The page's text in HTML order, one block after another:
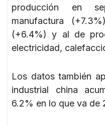
producción en
manufactura
(+6.4%) y al de
electricidad,
Los datos también
industrial china
6.2% en lo que va de